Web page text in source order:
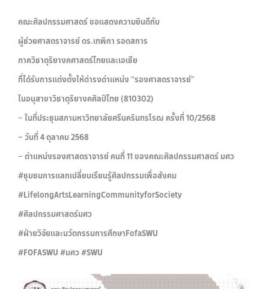
คณะศิลปกรรมศาสตร์ ขอแสดงความยินดีกับ
ผู้ช่วยศาสตราจารย์ ดร.เทพิกา รอดสการ
ภาควิชาดุริยางคศาสตร์ไทยและเอเชีย
ที่ได้รับการแต่งตั้งให้ดำรงตำแหน่ง “รองศาสตราจารย์”
ในอนุสาขาวิชาดุริยางคศิลป์ไทย (810302)
– ในที่ประชุมสภามหาวิทยาลัยศรีนครินทรโรฒ ครั้งที่ 10/2568
– วันที่ 4 ตุลาคม 2568
– ตำแหน่งรองศาสตราจารย์ คนที่ 11 ของคณะศิลปกรรมศาสตร์ มศว
#ชุมชนการแลกเปลี่ยนเรียนรู้ศิลปกรรมเพื่อสังคม
#LifelongArtsLearningCommunityforSociety
#ศิลปกรรมศาสตร์มศว
#ฝ่ายวิจัยและนวัตกรรมการศึกษาFofaSWU
#FOFASWU #มศว #SWU